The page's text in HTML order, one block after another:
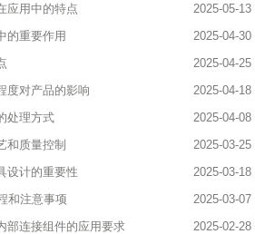
2025-05-13
应用中的特点
2025-04-30
的重要作用
2025-04-25
2025-04-18
度对产品的影响
2025-04-08
处理方式
2025-03-25
和质量控制
2025-03-18
设计的重要性
2025-03-07
和注意事项
2025-02-28
部连接组件的应用要求